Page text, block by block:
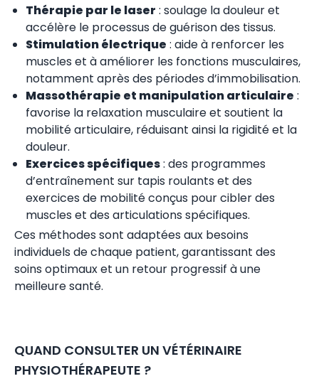
Thérapie par le laser : soulage la douleur et
accélère le processus de guérison des tissus.
Stimulation électrique : aide à renforcer les
muscles et à améliorer les fonctions musculaires,
notamment après des périodes d’immobilisation.
Massothérapie et manipulation articulaire :
favorise la relaxation musculaire et soutient la
mobilité articulaire, réduisant ainsi la rigidité et la
douleur.
Exercices spécifiques: des programmes
d’entraînement sur tapis roulants et des
exercices de mobilité conçus pour cibler des
muscles et des articulations spécifiques.
Ces méthodes sont adaptées aux besoins
individuels de chaque patient, garantissant des
soins optimaux et un retour progressif à une
meilleure santé.
QUAND CONSULTER UN VÉTÉRINAIRE
PHYSIOTHÉRAPEUTE ?